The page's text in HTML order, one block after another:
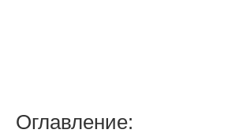
Оглавление: